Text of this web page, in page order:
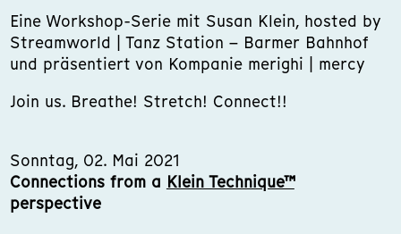
Eine Workshop-Serie mit Susan Klein, hosted by
Streamworld | Tanz Station – Barmer Bahnhof
und präsentiert von Kompanie merighi | mercy
Join us. Breathe! Stretch! Connect!!
Sonntag, 02. Mai 2021
Connections from a Klein Technique™
perspective